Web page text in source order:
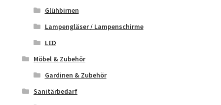
Glühbirnen
Lampengläser / Lampenschirme
LED
Möbel & Zubehör
Gardinen & Zubehör
Sanitärbedarf